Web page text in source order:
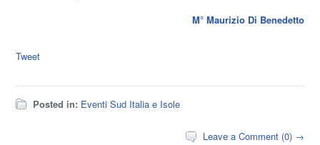
M° Maurizio Di Benedetto
Tweet
Posted in: Eventi Sud Italia e Isole
Leave a Comment (0) →